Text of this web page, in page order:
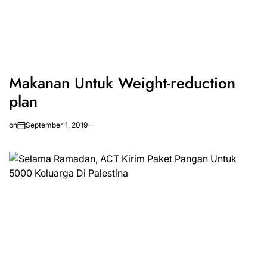
Makanan Untuk Weight-reduction
plan
on September 1, 2019